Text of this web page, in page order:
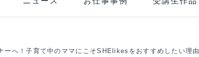
ーへ！子育て中のママにこそSHElikesをおすすめしたい理由